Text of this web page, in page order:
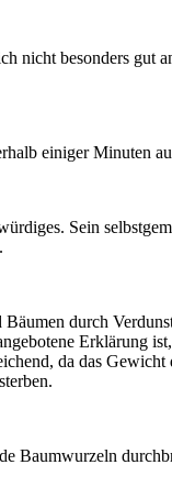
besonders gut
einiger Minuten
Sein
durch
Erklärung
da das
Baumwurzeln